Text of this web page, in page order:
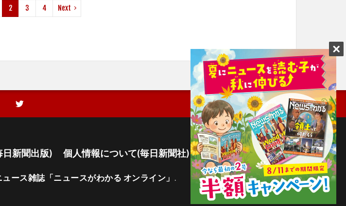
2 3 4 Next
新聞出版) 個人情報について(毎日新聞社)
ース雑誌「ニュースがわかる オンライン」 .